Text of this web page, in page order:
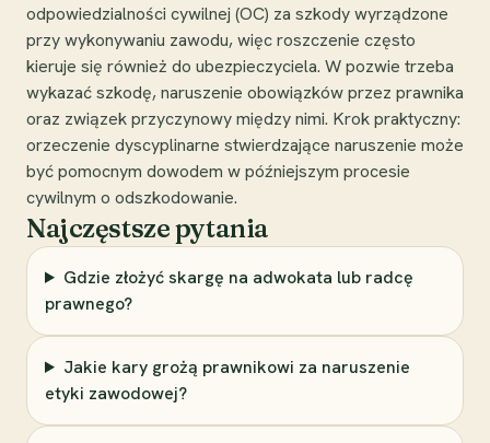
odpowiedzialności cywilnej (OC) za szkody wyrządzone
przy wykonywaniu zawodu, więc roszczenie często
kieruje się również do ubezpieczyciela. W pozwie trzeba
wykazać szkodę, naruszenie obowiązków przez prawnika
oraz związek przyczynowy między nimi. Krok praktyczny:
orzeczenie dyscyplinarne stwierdzające naruszenie może
być pomocnym dowodem w późniejszym procesie
cywilnym o odszkodowanie.
Najczęstsze pytania
Gdzie złożyć skargę na adwokata lub radcę
prawnego?
Jakie kary grożą prawnikowi za naruszenie
etyki zawodowej?